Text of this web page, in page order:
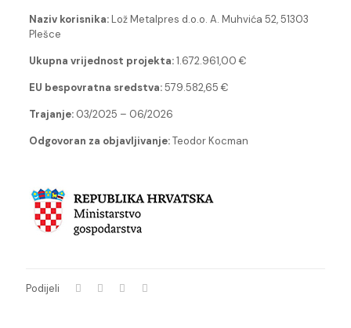
Naziv korisnika:Lož Metalpres d.o.o. A. Muhvića 52, 51303
Plešce
Ukupna vrijednost projekta:1.672.961,00 €
EU bespovratna sredstva:579.582,65 €
Trajanje:03/2025 – 06/2026
Odgovoran za objavljivanje:Teodor Kocman
Podijeli